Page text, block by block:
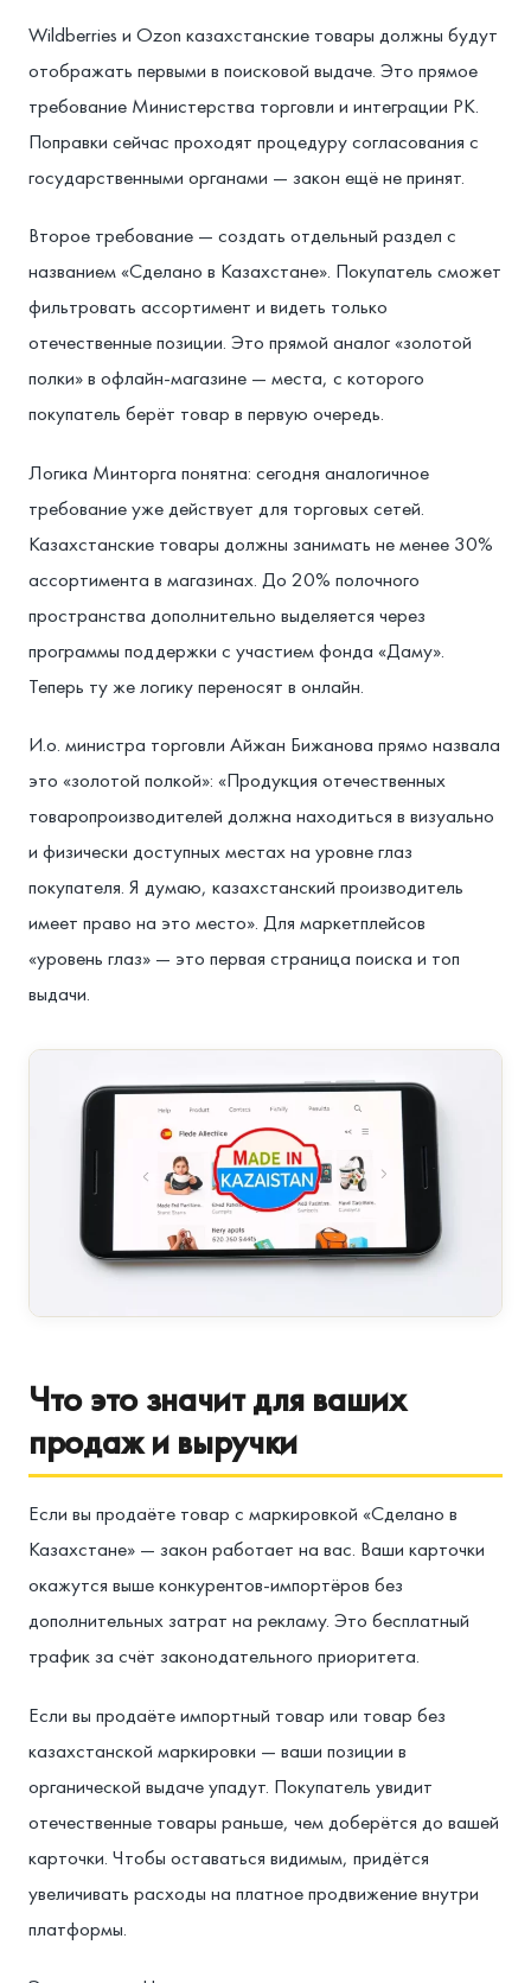
Wildberries и Ozon казахстанские товары должны будут
отображать первыми в поисковой выдаче. Это прямое
требование Министерства торговли и интеграции РК.
Поправки сейчас проходят процедуру согласования с
государственными органами — закон ещё не принят.
Второе требование — создать отдельный раздел с
названием «Сделано в Казахстане». Покупатель сможет
фильтровать ассортимент и видеть только
отечественные позиции. Это прямой аналог «золотой
полки» в офлайн-магазине — места, с которого
покупатель берёт товар в первую очередь.
Логика Минторга понятна: сегодня аналогичное
требование уже действует для торговых сетей.
Казахстанские товары должны занимать не менее 30%
ассортимента в магазинах. До 20% полочного
пространства дополнительно выделяется через
программы поддержки с участием фонда «Даму».
Теперь ту же логику переносят в онлайн.
И.о. министра торговли Айжан Бижанова прямо назвала
это «золотой полкой»: «Продукция отечественных
товаропроизводителей должна находиться в визуально
и физически доступных местах на уровне глаз
покупателя. Я думаю, казахстанский производитель
имеет право на это место». Для маркетплейсов
«уровень глаз» — это первая страница поиска и топ
выдачи.
Что это значит для ваших
продаж и выручки
Если вы продаёте товар с маркировкой «Сделано в
Казахстане» — закон работает на вас. Ваши карточки
окажутся выше конкурентов-импортёров без
дополнительных затрат на рекламу. Это бесплатный
трафик за счёт законодательного приоритета.
Если вы продаёте импортный товар или товар без
казахстанской маркировки — ваши позиции в
органической выдаче упадут. Покупатель увидит
отечественные товары раньше, чем доберётся до вашей
карточки. Чтобы оставаться видимым, придётся
увеличивать расходы на платное продвижение внутри
платформы.